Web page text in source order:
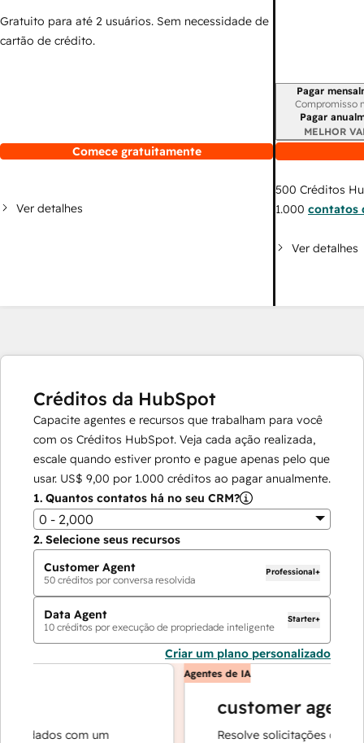
Gratuito para até 2 usuários. Sem necessidade de
cartão de crédito.
Comece gratuitamente
Ver detalhes
Período de
Pagar
Compromisso
Pagar
MELHOR
500 Créditos
1.000 contatos
Ver detalhes
Créditos da HubSpot
Capacite agentes e recursos que trabalham para você
com os Créditos HubSpot. Veja cada ação realizada,
escale quando estiver pronto e pague apenas pelo que
usar. US$ 9,00 por 1.000 créditos ao pagar anualmente.
1. Quantos contatos há no seu CRM?
0 - 2,000
2. Selecione seus recursos
Customer Agent
50 créditos por conversa resolvida
Professional+
Data Agent
10 créditos por execução de propriedade inteligente
Starter+
Criar um plano personalizado
dados com um
Agentes de IA
customer agent
Resolve solicitações com